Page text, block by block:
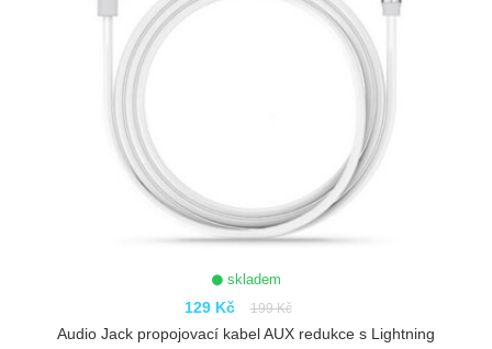
skladem
129 Kč 199 Kč
Audio Jack propojovací kabel AUX redukce s Lightning